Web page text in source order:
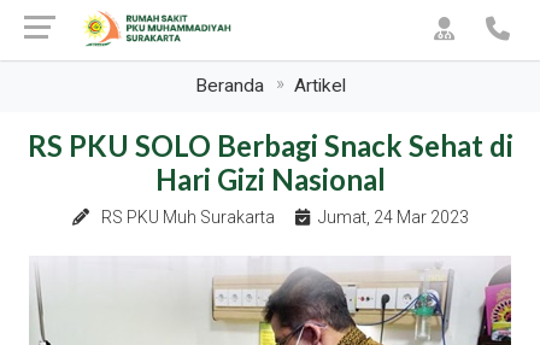
Beranda Artikel
RS PKU SOLO Berbagi Snack Sehat di
Hari Gizi Nasional
RS PKU Muh Surakarta Jumat, 24 Mar 2023